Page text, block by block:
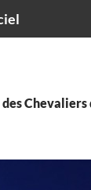
Chevaliers